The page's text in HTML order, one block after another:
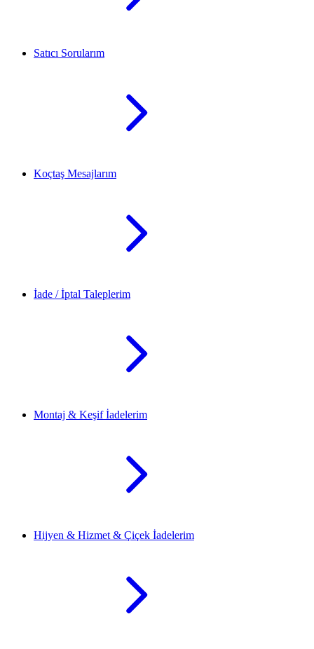
Satıcı Sorularım
Koçtaş Mesajlarım
İade / İptal Taleplerim
Montaj & Keşif İadelerim
Hijyen & Hizmet & Çiçek İadelerim